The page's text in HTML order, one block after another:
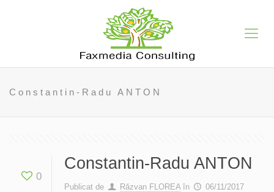
Constantin-Radu ANTON
0
Constantin-Radu ANTON
Publicat de Răzvan FLOREA în 06/11/2017